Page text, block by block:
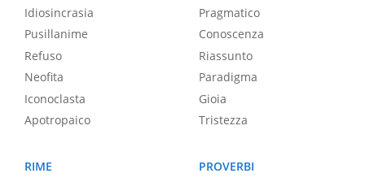
Idiosincrasia
Pusillanime
Refuso
Neofita
Iconoclasta
Apotropaico
Pragmatico
Conoscenza
Riassunto
Paradigma
Gioia
Tristezza
RIME
PROVERBI